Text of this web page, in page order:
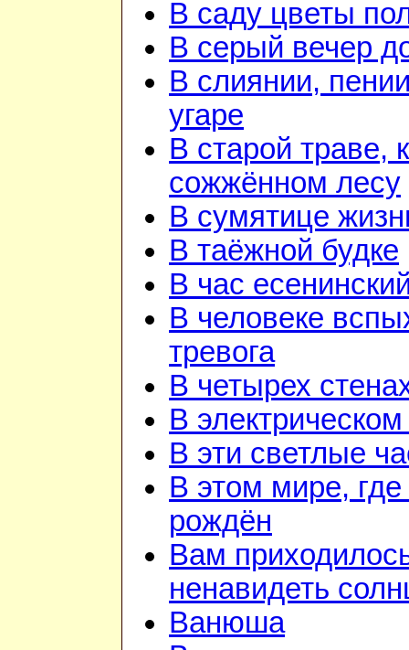
В саду цветы
В серый вечер
В слиянии,
угаре
В старой траве,
сожжённом лесу
В сумятице
В таёжной будке
В час
В человеке
тревога
В четырех
В
В эти светлые
В этом мире,
рождён
Вам
ненавидеть
Ванюша